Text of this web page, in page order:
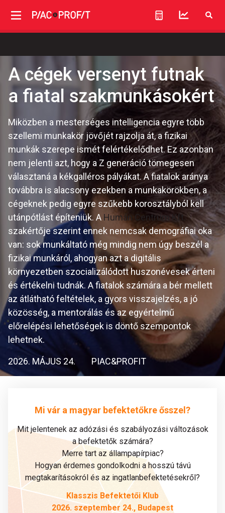
A cégek versenyt futnak
a fiatal szakmunkásokért
Miközben a mesterséges intelligencia egyre több
szellemi munkakör jövőjét rajzolja át, a fizikai
munkák szerepe ismét felértékelődhet. Ez azonban
nem jelenti azt, hogy a Z generáció tömegesen
választaná a kékgalléros pályákat. A fiatalok aránya
továbbra is alacsony ezekben a munkakörökben, a
cégeknek pedig egyre szűkebb korosztályból kell
utánpótlást építeniük. A Humán Centrum Kft.
szakértője szerint ennek nemcsak demográfiai oka
van: sok munkáltató még mindig nem úgy beszél a
fizikai munkáról, ahogyan azt a digitális
környezetben szocializálódott huszonévesek érteni
és értékelni tudnák. A fiatalok számára a bér mellett
az átlátható feltételek, a gyors visszajelzés, a jó
közösség, a mentorálás és az egyértelmű
előrelépési lehetőségek is döntő szempontok
lehetnek.
2026. MÁJUS 24. PIAC&PROFIT
Mi vár a magyar befektetőkre ősszel?
Mit jelentenek az adózási és szabályozási változások
a befektetők számára?
Merre tart az állampapírpiac?
Hogyan érdemes gondolkodni a hosszú távú
megtakarításokról és az ingatlanbefektetésekről?
Klasszis Befektetői Klub
2026. szeptember 24., Budapest